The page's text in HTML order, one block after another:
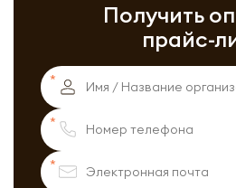
Получить
прайс-